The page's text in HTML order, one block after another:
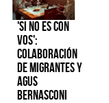
'Si No Es Con
Vos':
colaboración
de Migrantes y
Agus
Bernasconi